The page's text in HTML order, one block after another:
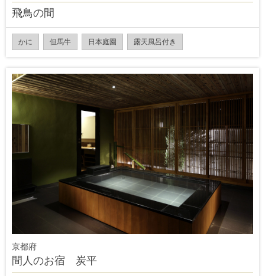
飛鳥の間
かに 但馬牛 日本庭園 露天風呂付き
京都府
間人のお宿 炭平